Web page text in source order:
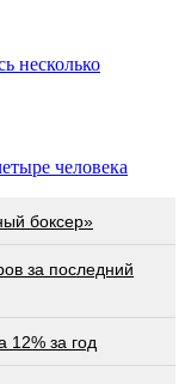
несколько
человека
боксер»
за последний
12% за год